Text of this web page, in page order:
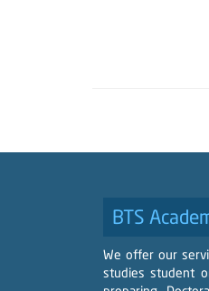
BTS
We offer our
studies student